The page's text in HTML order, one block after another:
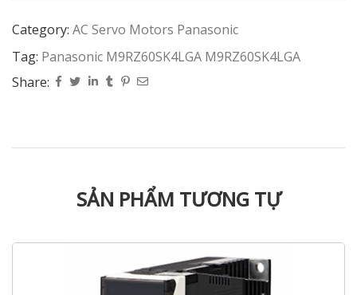
Category: AC Servo Motors Panasonic
Tag: Panasonic M9RZ60SK4LGA M9RZ60SK4LGA
Share:
SẢN PHẨM TƯƠNG TỰ